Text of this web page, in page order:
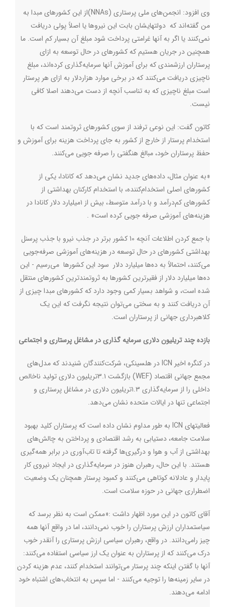
وی افزود: انجمن‌های ملی پرستاری (NNAs)از این کشورهای مبدا به
من گفته‌اند که دولتهایشان بابت این نیروها یا اصلاً پولی دریافت
نمی‌کنند یا اگر به آنها غرامتی پرداخت شود مبلغ آن بسیار کم است. ما
همچنین در جریان هستیم که کشورهای در حال توسعه به ازای
پرستاران ارزشمندی که برای آموزش آنها سرمایه‌گذاری کرده‌اند، مبلغ
ناچیزی دریافت می‌کنند که در برخی موارد هزاردلار به ازای هر پرستار
است مبلغ ناچیزی که به تناسب آنچه از دست می‌دهند اصلا کافی
نیست.
کاتون گفت: این نوعی ترفند از سوی کشورهای ثروتمند است که با
استخدام پرستار از خارج از کشور به جای پرداخت هزینه برای آموزش و
حفظ پرستاران خود، مبالغ هنگفتی را صرفه جویی می‌کنند.
«به عنوان مثال، داده‌های جدید نشان می‌دهد که کانادا، یکی از
کشورهای اصلی استخدام‌کننده، با استخدام کارکنان بهداشتی از
کشورهای کم‌درآمد و با درآمد متوسط، بیش از ۱میلیارد دلار کانادا در
هزینه‌های آموزشی صرفه جویی کرده است» .
با جمع کردن اطلاعات آنچه 10 کشور برتر در جذب نیرو با جذب پرسنل
بهداشتی کشورهای در حال توسعه در هزینه‌های آموزشی صرفه‌جویی
می‌کنند، احتمالاً به ده‌ها میلیارد دلار سود این کشورها می‌رسیم - این
ده‌ها میلیارد دلار از فقیرترین کشورها به ثروتمندترین کشورهای منتقل
شده است، و شواهد بسیار کمی وجود دارد که کشورهای مبدا چیزی از
آن دریافت کنند و به سختی می‌توان نتیجه نگرفت که این یک
کلاهبرداری جهانی از پرستاران است.
بازده چند تریلیون دلاری سرمایه گذاری در مشاغل پرستاری و اجتماعی
در کنگره اخیر ICNدر هلسینکی، شرکت‌کنندگان شنیدند که مدل‌های
مجمع جهانی اقتصاد (WEF)
بازگشت ۳.۱تریلیون دلاری تولید ناخالص
داخلی را از سرمایه‌گذاری ۱.۳تریلیون دلاری در مشاغل پرستاری و
اجتماعی تنها در ایالات متحده نشان می‌دهد.
فعالیتهای ICN به طور مداوم نشان داده است که پرستاران کلید بهبود
سلامت جامعه، دستیابی به رشد اقتصادی و پرداختن به چالش‌های
بهداشتی از آب و هوا و درگیری‌ها گرفته تا تاب‌آوری در برابر همه‌گیری
هستند. با این حال، رهبران هنوز در سرمایه‌گذاری در ایجاد نیروی کار
پایدار و عادلانه کوتاهی می‌کنند و کمبود پرستار همچنان یک وضعیت
اضطراری جهانی در حوزه سلامت است.
آقای کاتون در این مورد اظهار داشت :«ممکن است به نظر برسد که
سیاستمداران ارزش پرستاران را خوب نمی‌دانند، اما در واقع آنها همه
چیز رامی‌دانند. در واقع، رهبران سیاسی ارزش پرستاری را آنقدر خوب
درک می‌کنند که از پرستاران به عنوان یک ارز سیاسی استفاده می‌کنند:
آنها با گفتن اینکه چند پرستار می‌توانند استخدام کنند، عدم هزینه کردن
در سایر زمینه‌ها را توجیه می‌کنند - اما سپس به انتخاب‌های اشتباه خود
ادامه می‌دهند.